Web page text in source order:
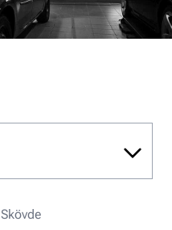
Skövde